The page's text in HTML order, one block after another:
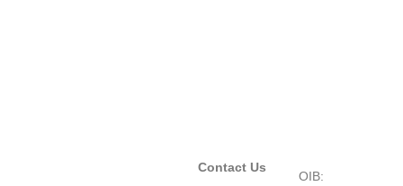
Contact Us
OIB: